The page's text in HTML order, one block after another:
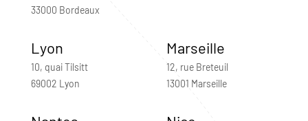
33000 Bordeaux
Lyon
10, quai Tilsitt
69002 Lyon
Marseille
12, rue Breteuil
13001 Marseille